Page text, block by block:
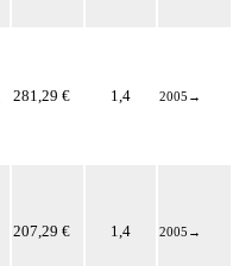
281,29 € 1,4 2005 →
207,29 € 1,4 2005 →